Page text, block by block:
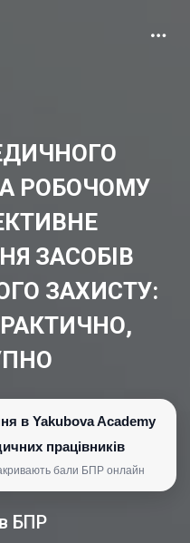
РОБОЧОМУ
ЗАСОБІВ
ЗАХИСТУ:
в Yakubova Academy
працівників
бали БПР онлайн
БПР